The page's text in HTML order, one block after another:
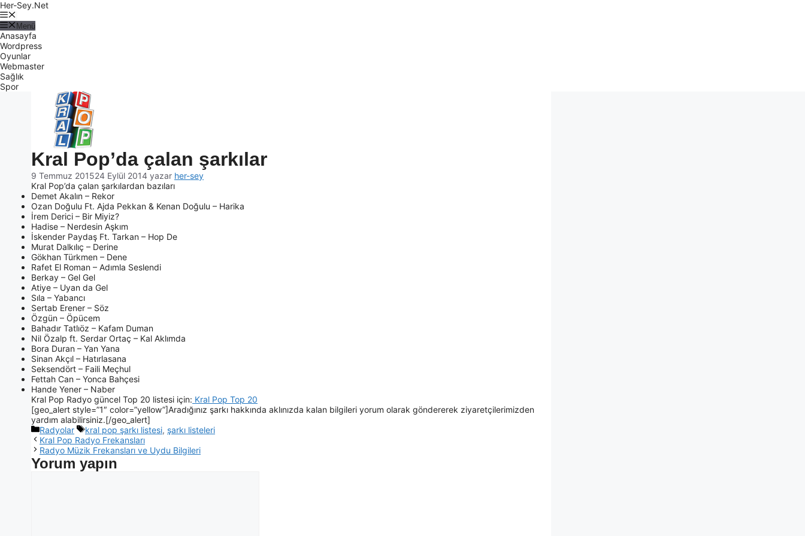
Her-Sey.Net
Menü
Anasayfa
Wordpress
Oyunlar
Webmaster
Sağlık
Spor
Kral Pop’da çalan şarkılar
9 Temmuz 201524 Eylül 2014 yazar her-sey
Kral Pop’da çalan şarkılardan bazıları
Demet Akalın – Rekor
Ozan Doğulu Ft. Ajda Pekkan & Kenan Doğulu – Harika
İrem Derici – Bir Miyiz?
Hadise – Nerdesin Aşkım
İskender Paydaş Ft. Tarkan – Hop De
Murat Dalkılıç – Derine
Gökhan Türkmen – Dene
Rafet El Roman – Adımla Seslendi
Berkay – Gel Gel
Atiye – Uyan da Gel
Sıla – Yabancı
Sertab Erener – Söz
Özgün – Öpücem
Bahadır Tatlıöz – Kafam Duman
Nil Özalp ft. Serdar Ortaç – Kal Aklımda
Bora Duran – Yan Yana
Sinan Akçıl – Hatırlasana
Seksendört – Faili Meçhul
Fettah Can – Yonca Bahçesi
Hande Yener – Naber
Kral Pop Radyo güncel Top 20 listesi için: Kral Pop Top 20
[geo_alert style=”1″ color=”yellow”]Aradığınız şarkı hakkında aklınızda kalan bilgileri yorum olarak göndererek ziyaretçilerimizden
yardım alabilirsiniz.[/geo_alert]
Radyolar
kral pop şarkı listesi, şarkı listeleri
Kral Pop Radyo Frekansları
Radyo Müzik Frekansları ve Uydu Bilgileri
Yorum yapın